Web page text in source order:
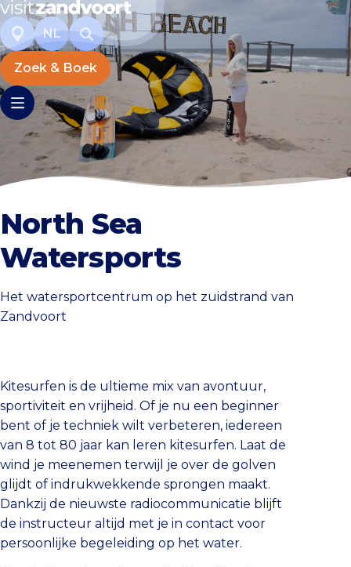
NL
Zoek & Boek
North Sea
Watersports
Het watersportcentrum op het zuidstrand van
Zandvoort
Kitesurfen is de ultieme mix van avontuur,
sportiviteit en vrijheid. Of je nu een beginner
bent of je techniek wilt verbeteren, iedereen
van 8 tot 80 jaar kan leren kitesurfen. Laat de
wind je meenemen terwijl je over de golven
glijdt of indrukwekkende sprongen maakt.
Dankzij de nieuwste radiocommunicatie blijft
de instructeur altijd met je in contact voor
persoonlijke begeleiding op het water.